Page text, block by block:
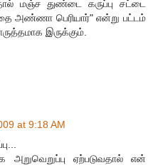
மஞ்ச துண்டை கருப்பு சட்டை
அண்ணா பெரியார்" என்று பட்டம்
இருக்கும்.
at 9:18 AM
ஏற்படுவதால் என்